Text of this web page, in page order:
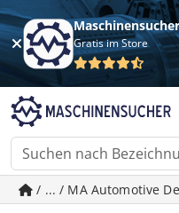
Gratis im Store
/ ... / MA Automotive